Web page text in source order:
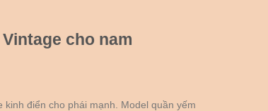
cho nam
điển cho phái mạnh. Model quần yếm